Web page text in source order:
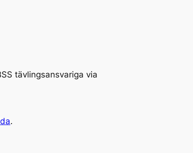
tävlingsansvariga via
.